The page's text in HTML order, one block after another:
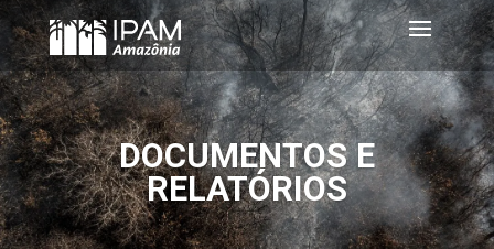
DOCUMENTOS E
RELATÓRIOS